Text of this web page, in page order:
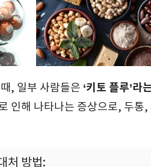
, 일부 사람들은 ‘키토 플루’라
인해 나타나는 증상으로, 두
처 방법: